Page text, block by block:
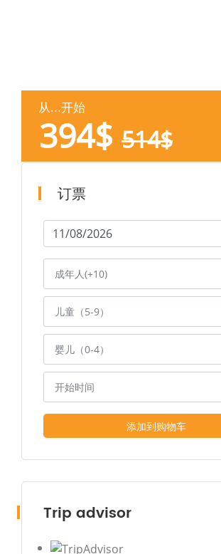
从...开始
394$ 514$
订票
成年人(+10)
儿童（5-9）
婴儿（0-4）
开始时间
添加到购物车
Trip advisor